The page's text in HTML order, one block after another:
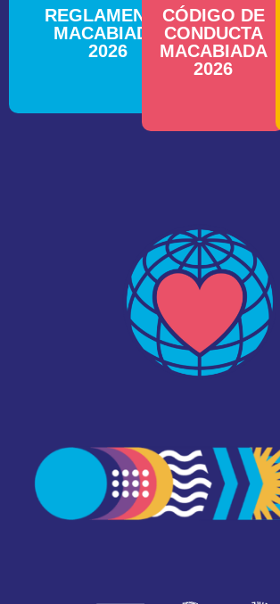
REGLAMENTO
MACABIADA
2026
CÓDIGO DE
CONDUCTA
MACABIADA
2026